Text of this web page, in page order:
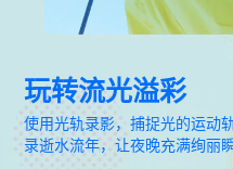
玩转流光溢彩
使用光轨录影，捕捉光的运动
录逝水流年，让夜晚充满绚丽瞬